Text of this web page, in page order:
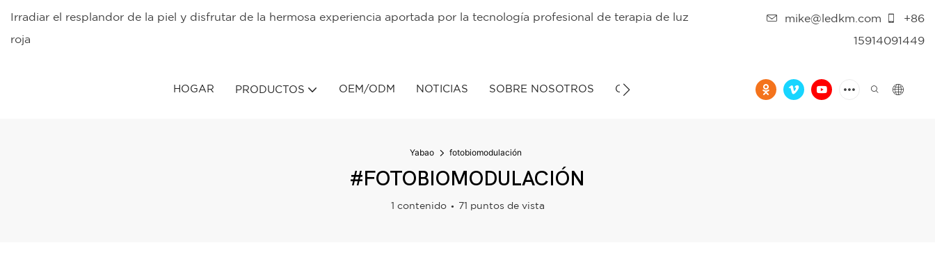
Irradiar el resplandor de la piel y disfrutar de la hermosa experiencia aportada por la tecnología profesional de terapia de luz
roja
mike@ledkm.com +86
15914091449
HOGAR PRODUCTOS OEM/ODM NOTICIAS SOBRE NOSOTROS CONTÁCTENOS VIDEO
Yabao fotobiomodulación
#FOTOBIOMODULACIÓN
1 contenido 71 puntos de vista